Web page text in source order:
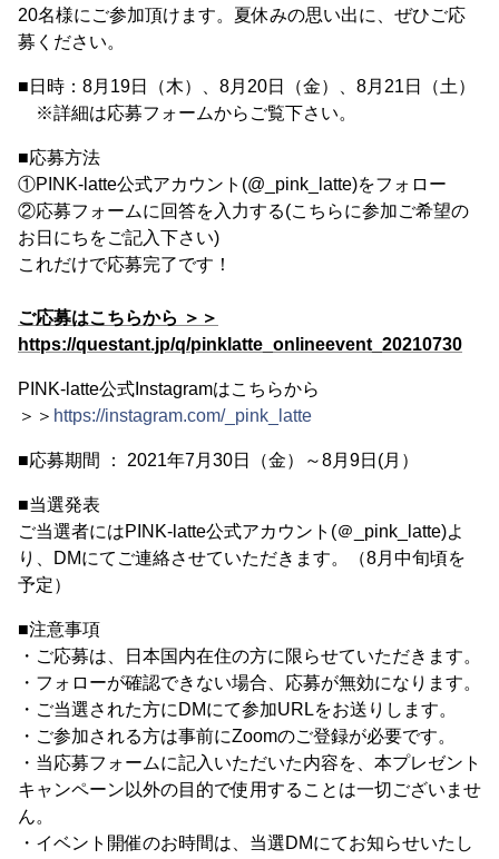
20名様にご参加頂けます。夏休みの思い出に、ぜひご応
募ください。
■日時：8月19日（木）、8月20日（金）、8月21日（土）
※詳細は応募フォームからご覧下さい。
■応募方法
①PINK-latte公式アカウント(@_pink_latte)をフォロー
②応募フォームに回答を入力する(こちらに参加ご希望の
お日にちをご記入下さい)
これだけで応募完了です！
ご応募はこちらから ＞＞
https://questant.jp/q/pinklatte_onlineevent_20210730
PINK-latte公式Instagramはこちらから
＞＞ https://instagram.com/_pink_latte
■応募期間 ： 2021年7月30日（金）～8月9日(月）
■当選発表
ご当選者にはPINK-latte公式アカウント(＠_pink_latte)よ
り、DMにてご連絡させていただきます。（8月中旬頃を
予定）
■注意事項
・ご応募は、日本国内在住の方に限らせていただきます。
・フォローが確認できない場合、応募が無効になります。
・ご当選された方にDMにて参加URLをお送りします。
・ご参加される方は事前にZoomのご登録が必要です。
・当応募フォームに記入いただいた内容を、本プレゼント
キャンペーン以外の目的で使用することは一切ございませ
ん。
・イベント開催のお時間は、当選DMにてお知らせいたし